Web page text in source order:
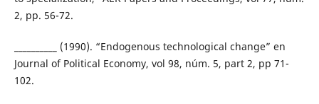
2, pp. 56-72.
__________ (1990). “Endogenous technological change” en
Journal of Political Economy, vol 98, núm. 5, part 2, pp 71-
102.